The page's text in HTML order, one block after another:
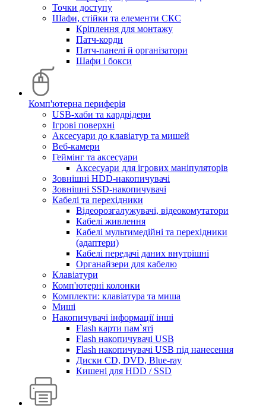
Точки доступу
Шафи, стійки та елементи СКС
Кріплення для монтажу
Патч-корди
Патч-панелі й організатори
Шафи і бокси
Комп'ютерна периферія
USB-хаби та кардрідери
Ігрові поверхні
Аксесуари до клавіатур та мишей
Веб-камери
Геймінг та аксесуари
Аксесуари для ігрових маніпуляторів
Зовнішні HDD-накопичувачі
Зовнішні SSD-накопичувачі
Кабелі та перехідники
Відеорозгалужувачі, відеокомутатори
Кабелі живлення
Кабелі мультимедійні та перехідники
(адаптери)
Кабелі передачі даних внутрішні
Органайзери для кабелю
Клавіатури
Комп'ютерні колонки
Комплекти: клавіатура та миша
Миші
Накопичувачі інформації інші
Flash карти пам`яті
Flash накопичувачі USB
Flash накопичувачі USB під нанесення
Диски CD, DVD, Blue-ray
Кишені для HDD / SSD